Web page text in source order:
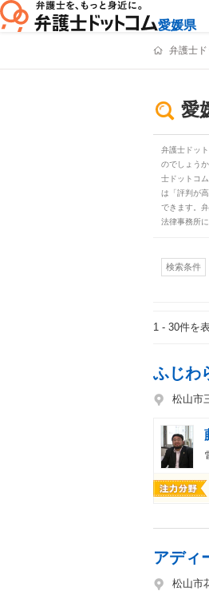
愛媛県
弁護士
愛
弁護士ドッ
のでしょう
士ドットコ
は「評判が
できます。
法律事務所
検索条件
1 - 30件を
ふじわ
松山市
アディ
松山市